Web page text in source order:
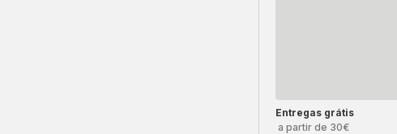
Entregas grátis
a partir de 30€